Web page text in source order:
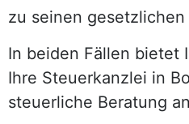
zu seinen gesetzlichen
In beiden Fällen bietet
Ihre Steuerkanzlei in
steuerliche Beratung